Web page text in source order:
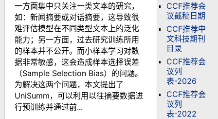
一方面集中只关注一类文本的研究，
如：新闻摘要或对话摘要，这导致很
难评估模型在不同类型文本上的泛化
能力；另一方面，过去研究训练所用
的样本并不公开。而小样本学习对数
据非常敏感，这会造成样本选择误差
（Sample Selection Bias）的问题。
为解决这两个问题，本文提出了
UniSumm，可以利用以往摘要数据进
行预训练并通过前...
CCF推荐会
议截稿日期
CCF推荐中
文科技期刊
目录
CCF推荐会
议列
表-2026
CCF推荐会
议列
表-2022